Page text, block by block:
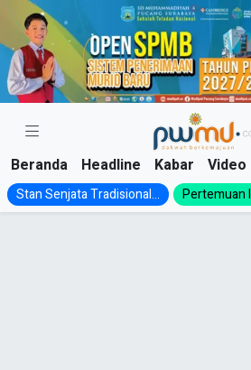
Skip
content
Beranda Headline Kabar Video
Stan Senjata Tradisional... Pertemuan